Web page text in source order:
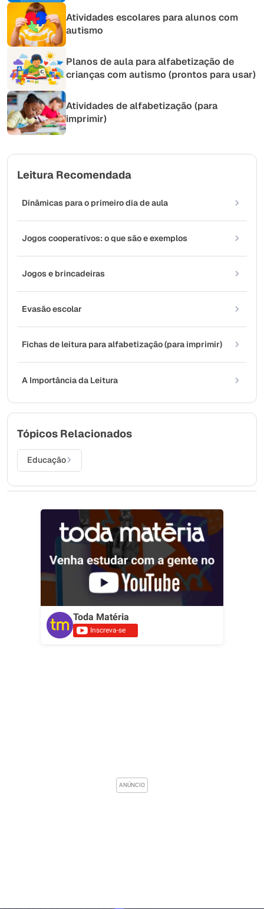
Atividades escolares para alunos com
autismo
Planos de aula para alfabetização de
crianças com autismo (prontos para usar)
Atividades de alfabetização (para
imprimir)
Leitura Recomendada
Dinâmicas para o primeiro dia de aula
Jogos cooperativos: o que são e exemplos
Jogos e brincadeiras
Evasão escolar
Fichas de leitura para alfabetização (para imprimir)
A Importância da Leitura
Tópicos Relacionados
Educação
Toda Matéria
Inscreva-se